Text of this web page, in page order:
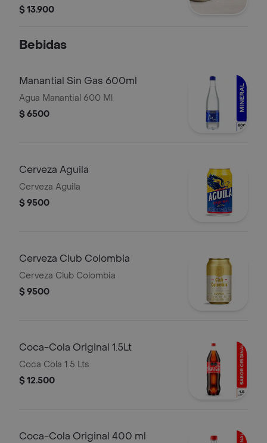
espolvoreado y glaseado Domino's
$ 13.900
Bebidas
Manantial Sin Gas 600ml
Agua Manantial 600 Ml
$ 6500
Cerveza Aguila
Cerveza Aguila
$ 9500
Cerveza Club Colombia
Cerveza Club Colombia
$ 9500
Coca-Cola Original 1.5Lt
Coca Cola 1.5 Lts
$ 12.500
Coca-Cola Original 400 ml